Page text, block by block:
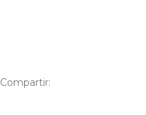
Compartir: